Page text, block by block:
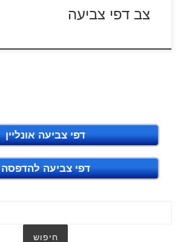
צב דפי צביעה
דפי צביעה אונליין
דפי צביעה להדפסה